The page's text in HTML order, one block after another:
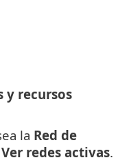
y recursos
la Red de
Ver redes activas.